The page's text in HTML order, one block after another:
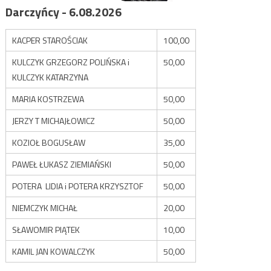
Darczyńcy - 6.08.2026
KACPER STAROŚCIAK
100,00
KULCZYK GRZEGORZ POLIŃSKA i
KULCZYK KATARZYNA
50,00
MARIA KOSTRZEWA
50,00
JERZY T MICHAJŁOWICZ
50,00
KOZIOŁ BOGUSŁAW
35,00
PAWEŁ ŁUKASZ ZIEMIAŃSKI
50,00
POTERA LIDIA i POTERA KRZYSZTOF
50,00
NIEMCZYK MICHAŁ
20,00
SŁAWOMIR PIĄTEK
10,00
KAMIL JAN KOWALCZYK
50,00